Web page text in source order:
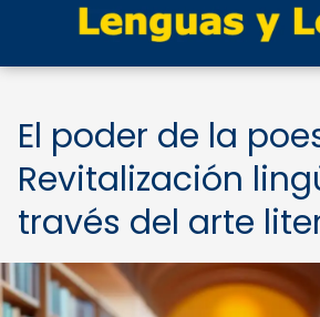
El poder de la
Revitalización
través del arte